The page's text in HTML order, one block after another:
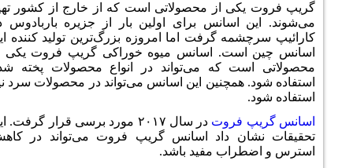
محصولاتی است که از خارج از کشور تهیه
برای اولین بار از جزیره باربادوس در
گرفت اما امروزه بزرگ‌ترین تولید کننده این
اسانس میوه خوراکی گریپ فروت یکی از
می‌تواند در انواع محصولات پخته شده
این اسانس می‌تواند در محصولات سرد نیز
در سال ۲۰۱۷ مورد برسی قرار گرفت. این
داد اسانس گریپ فروت می‌تواند در کاهش
مفید باشد.